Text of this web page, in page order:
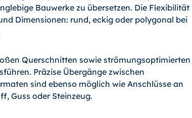
Bauwerke zu übersetzen. Die Flexibilität
Dimensionen: rund, eckig oder polygonal bei
Querschnitten sowie strömungsoptimierten
Präzise Übergänge zwischen
sind ebenso möglich wie Anschlüsse an
Guss oder Steinzeug.